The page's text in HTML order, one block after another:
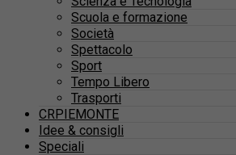
Scuola e formazione
Società
Spettacolo
Sport
Tempo Libero
Trasporti
CRPIEMONTE
Idee & consigli
Speciali